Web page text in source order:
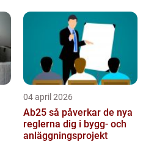
04 april 2026
Ab25 så påverkar de nya
reglerna dig i bygg- och
anläggningsprojekt